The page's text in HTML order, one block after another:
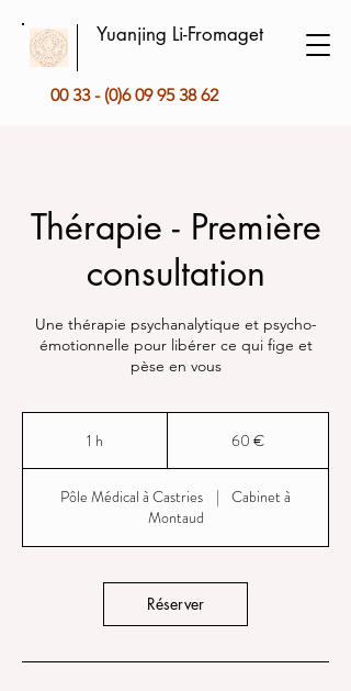
Yuanjing Li-Fromaget
00 33 - (0)6 09 95 38 62
Thérapie - Première
consultation
Une thérapie psychanalytique et psycho-
émotionnelle pour libérer ce qui fige et
pèse en vous
1 h 60 €
Pôle Médical à Castries | Cabinet à
Montaud
Réserver